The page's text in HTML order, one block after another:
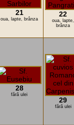
21
oua, lapte, brânza
22
oua, lapte,
brânza
28
fără ulei
29
fără ulei